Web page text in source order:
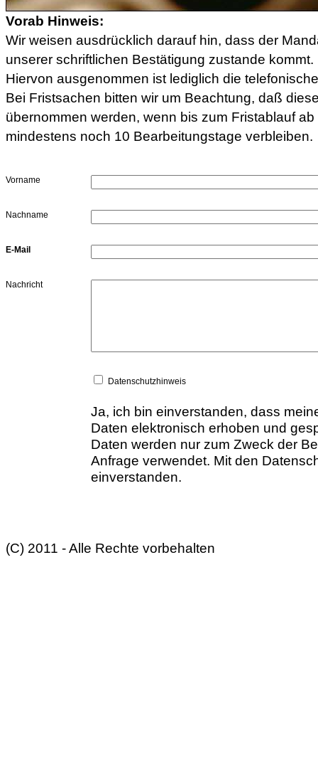
Vorab Hinweis:
Wir weisen ausdrücklich darauf hin, dass der
unserer schriftlichen Bestätigung zustande kommt.
Hiervon ausgenommen ist lediglich die
Bei Fristsachen bitten wir um Beachtung, daß
übernommen werden, wenn bis zum Fristablauf
mindestens noch 10 Bearbeitungstage verbleiben.
Vorname
Nachname
E-Mail
Nachricht
Datenschutzhinweis
Ja, ich bin einverstanden, dass
Daten elektronisch erhoben und
Daten werden nur zum Zweck der
Anfrage verwendet. Mit den
einverstanden.
(C) 2011 - Alle Rechte vorbehalten